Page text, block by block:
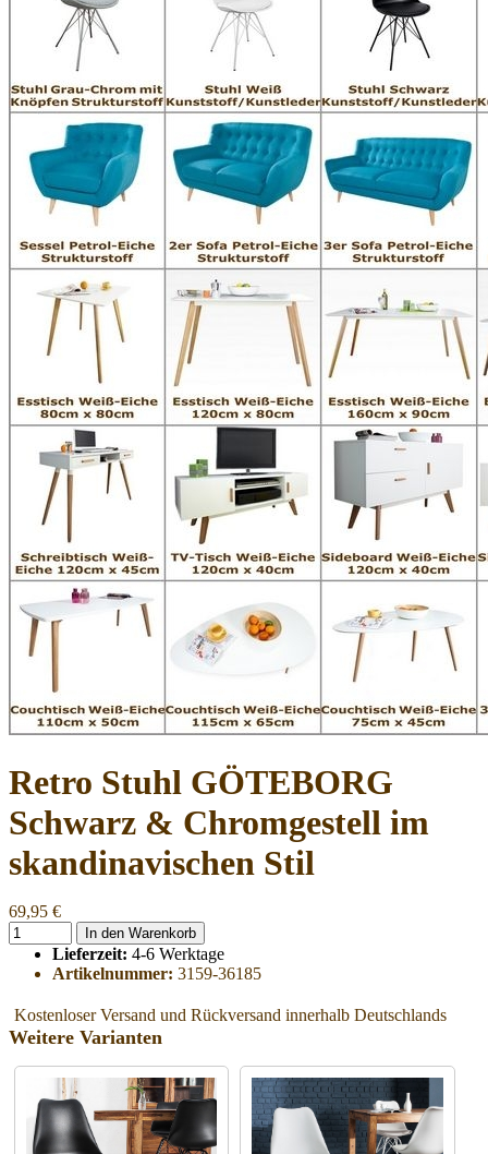
Retro Stuhl GÖTEBORG
Schwarz & Chromgestell im
skandinavischen Stil
69,95 €
In den Warenkorb
Lieferzeit: 4-6 Werktage
Artikelnummer: 3159-36185
Kostenloser Versand und Rückversand innerhalb Deutschlands
Weitere Varianten